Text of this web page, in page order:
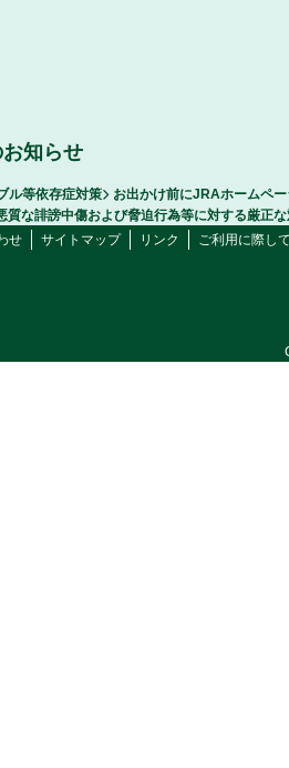
知らせ
ル等依存症対策
お出かけ前にJRAホームペ
質な誹謗中傷および脅迫行為等に対する厳正
せ
サイトマップ リンク ご利用に際し